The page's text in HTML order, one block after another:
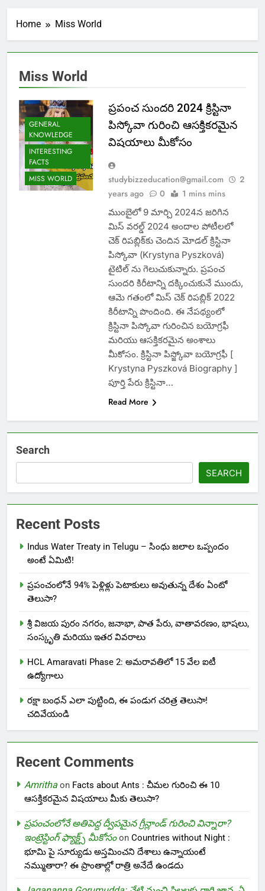
Home Miss World
Miss World
GENERAL
KNOWLEDGE
INTERESTING
FACTS
MISS WORLD
ప్రపంచ సుందరి 2024 క్రిస్టినా
పిస్కోవా గురించి ఆసక్తికరమైన
విషయాలు మీకోసం
studybizzeducation@gmail.com
2
years ago
0 1 mins mins
ముంబైలో 9 మార్చి 2024న జరిగిన
మిస్ వరల్డ్ 2024 అందాల పోటీలలో
చెక్ రిపబ్లిక్‌కు చెందిన మోడల్ క్రిస్టినా
పిస్కోవా (Krystyna Pyszková)
టైటిల్ ను గెలుచుకున్నారు. ప్రపంచ
సుందరి కిరీటాన్ని దక్కించుకునే ముందు,
ఆమె గతంలో మిస్ చెక్ రిపబ్లిక్ 2022
కిరీటాన్ని పొందింది. ఈ నేపథ్యంలో
క్రిస్టినా పిస్కోవా గురించిన బయోగ్రఫీ
మరియు ఆసక్తికరమైన అంశాలు
మీకోసం. క్రిస్టినా పిస్జ్కోవా బయోగ్రఫీ [
Krystyna Pyszková Biography ]
పూర్తి పేరు క్రిస్టినా…
Read More
Search
SEARCH
Recent Posts
Indus Water Treaty in Telugu – సింధు జలాల ఒప్పందం
అంటే ఏమిటి!
ప్రపంచంలోనే 94% పెళ్లిళ్లు పెటాకులు అవుతున్న దేశం ఏంటో
తెలుసా?
శ్రీ విజయ పురం నగరం, జనాభా, పాత పేరు, వాతావరణం, భాషలు,
సంస్కృతి మరియు ఇతర వివరాలు
HCL Amaravati Phase 2: అమరావతిలో 15 వేల ఐటీ
ఉద్యోగాలు
రక్షా బంధన్ ఎలా పుట్టింది, ఈ పండుగ చరిత్ర తెలుసా!
చదివేయండి
Recent Comments
Amritha on Facts about Ants : చీమల గురించి ఈ 10
ఆసక్తికరమైన విషయాలు మీకు తెలుసా?
ప్రపంచంలోనే అతిపెద్ద ద్వీపమైన గ్రీన్లాండ్ గురించి విన్నారా?
ఇంట్రెస్టింగ్ ఫ్యాక్ట్స్ మీకోసంon Countries without Night :
భూమి పై సూర్యుడు అస్తమించని దేశాలు ఉన్నాయంటే
నమ్ముతారా? ఈ ప్రాంతాల్లో రాత్రి అనేదే ఉండదు